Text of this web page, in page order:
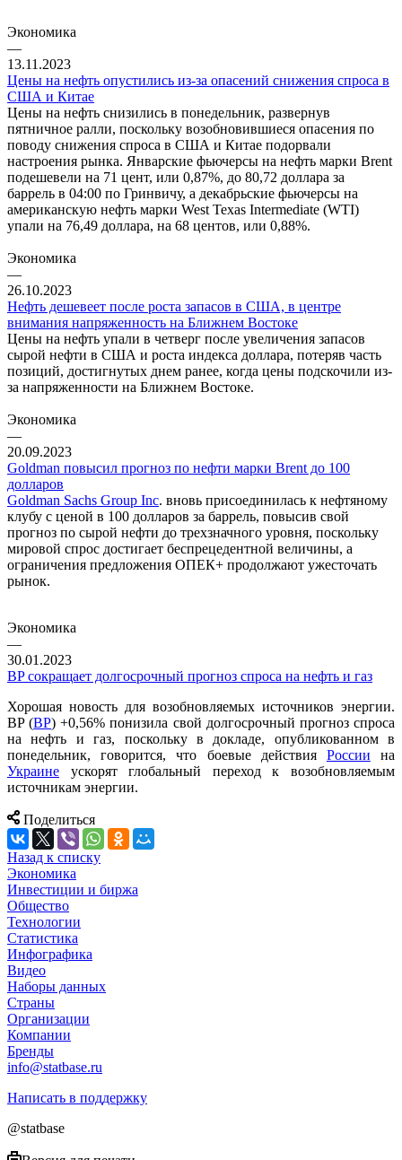
Экономика
—
13.11.2023
Цены на нефть опустились из-за опасений снижения спроса в
США и Китае
Цены на нефть снизились в понедельник, развернув
пятничное ралли, поскольку возобновившиеся опасения по
поводу снижения спроса в США и Китае подорвали
настроения рынка. Январские фьючерсы на нефть марки Brent
подешевели на 71 цент, или 0,87%, до 80,72 доллара за
баррель в 04:00 по Гринвичу, а декабрьские фьючерсы на
американскую нефть марки West Texas Intermediate (WTI)
упали на 76,49 доллара, на 68 центов, или 0,88%.
Экономика
—
26.10.2023
Нефть дешевеет после роста запасов в США, в центре
внимания напряженность на Ближнем Востоке
Цены на нефть упали в четверг после увеличения запасов
сырой нефти в США и роста индекса доллара, потеряв часть
позиций, достигнутых днем ранее, когда цены подскочили из-
за напряженности на Ближнем Востоке.
Экономика
—
20.09.2023
Goldman повысил прогноз по нефти марки Brent до 100
долларов
Goldman Sachs Group Inc. вновь присоединилась к нефтяному
клубу с ценой в 100 долларов за баррель, повысив свой
прогноз по сырой нефти до трехзначного уровня, поскольку
мировой спрос достигает беспрецедентной величины, а
ограничения предложения ОПЕК+ продолжают ужесточать
рынок.
Экономика
—
30.01.2023
BP сокращает долгосрочный прогноз спроса на нефть и газ
Хорошая новость для возобновляемых источников энергии.
BP (ВР) +0,56% понизила свой долгосрочный прогноз спроса
на нефть и газ, поскольку в докладе, опубликованном в
понедельник, говорится, что боевые действия России на
Украине ускорят глобальный переход к возобновляемым
источникам энергии.
Поделиться
Назад к списку
Экономика
Инвестиции и биржа
Общество
Технологии
Cтатистика
Инфографика
Видео
Наборы данных
Страны
Организации
Компании
Бренды
info@statbase.ru
Написать в поддержку
@statbase